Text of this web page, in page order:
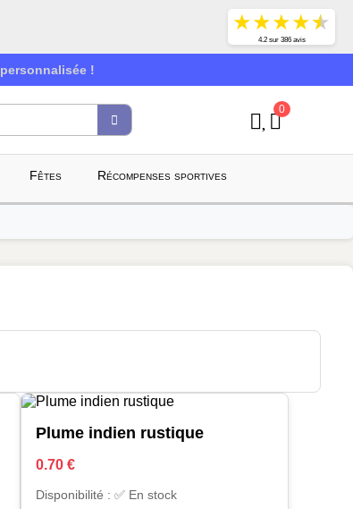
★★★★★
4.2 sur 386 avis
!
0
Fêtes Récompenses sportives
Plume indien rustique
0.70 €
Disponibilité : ✅ En stock